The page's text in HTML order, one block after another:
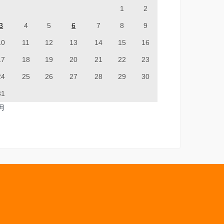
1 2
4 5 6 7 8 9
11 12 13 14 15 16
18 19 20 21 22 23
25 26 27 28 29 30